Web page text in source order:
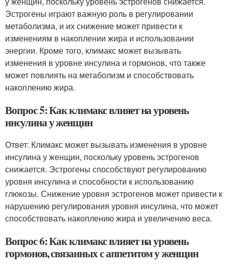
Эстрогены играют важную роль в регулировании
метаболизма, и их снижение может привести к
изменениям в накоплении жира и использовании
энергии. Кроме того, климакс может вызывать
изменения в уровне инсулина и гормонов, что также
может повлиять на метаболизм и способствовать
накоплению жира.
Вопрос 5: Как климакс влияет на уровень
инсулина у женщин
Ответ: Климакс может вызывать изменения в уровне
инсулина у женщин, поскольку уровень эстрогенов
снижается. Эстрогены способствуют регулированию
уровня инсулина и способности к использованию
глюкозы. Снижение уровня эстрогенов может привести к
нарушению регулирования уровня инсулина, что может
способствовать накоплению жира и увеличению веса.
Вопрос 6: Как климакс влияет на уровень
гормонов, связанных с аппетитом у женщин